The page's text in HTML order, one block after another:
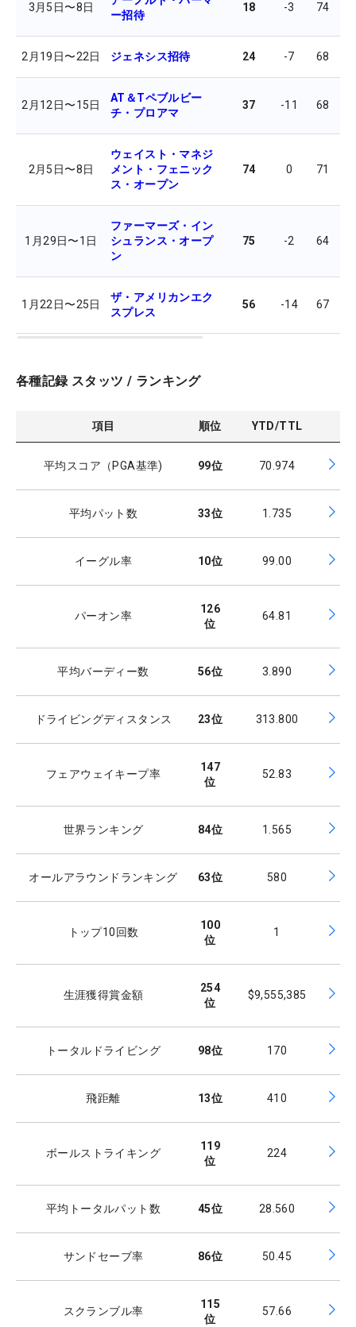
3月5日〜8日
ー招待
18 -3 74
2月19日〜22日 ジェネシス招待 24 -7 68
2月12日〜15日
AT＆Tペブルビー
チ・プロアマ
37 -11 68
2月5日〜8日
ウェイスト・マネジ
メント・フェニック
ス・オープン
74 0 71
1月29日〜1日
ファーマーズ・イン
シュランス・オープ
ン
75 -2 64
1月22日〜25日
ザ・アメリカンエク
スプレス
56 -14 67
各種記録 スタッツ / ランキング
項目 順位 YTD/TTL
平均スコア（PGA基準) 99位 70.974
平均パット数 33位 1.735
イーグル率 10位 99.00
パーオン率
126
位
64.81
平均バーディー数 56位 3.890
ドライビングディスタンス 23位 313.800
フェアウェイキープ率
147
位
52.83
世界ランキング 84位 1.565
オールアラウンドランキング 63位 580
トップ10回数
100
位
1
生涯獲得賞金額
254
位
$9,555,385
トータルドライビング 98位 170
飛距離 13位 410
ボールストライキング
119
位
224
平均トータルパット数 45位 28.560
サンドセーブ率 86位 50.45
スクランブル率
115
位
57.66